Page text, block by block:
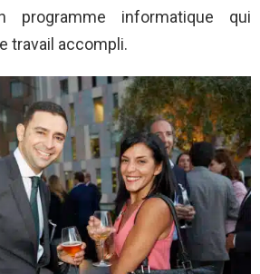
informatique qui
travail accompli.